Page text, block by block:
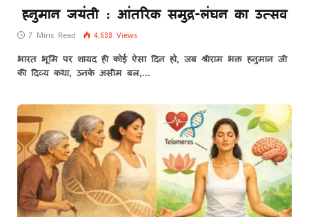
हनुमान जयंती : आंतरिक समुद्र-लंघन का उत्सव
7 Mins Read 4,688 Views
भारत भूमि पर शायद ही कोई ऐसा दिन हो, जब श्रीराम भक्त हनुमान जी
की दिव्य कथा, उनके असीम बल,…